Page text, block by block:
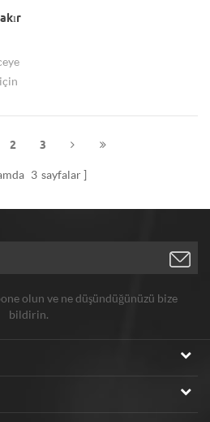
2 3
3 sayfalar
olun ve ne düşündüğünüzü bize
bildirin.